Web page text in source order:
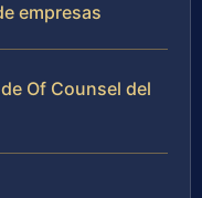
empresas
Of Counsel del